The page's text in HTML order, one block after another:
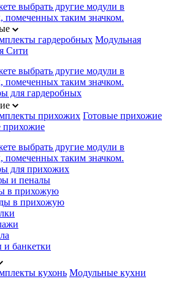
выбрать другие модули в
помеченных таким значком.
гардеробных Модульная
Сити
выбрать другие модули в
помеченных таким значком.
для гардеробных
прихожих Готовые прихожие
выбрать другие модули в
помеченных таким значком.
для прихожих
и пеналы
в прихожую
в прихожую
банкетки
кухонь Модульные кухни